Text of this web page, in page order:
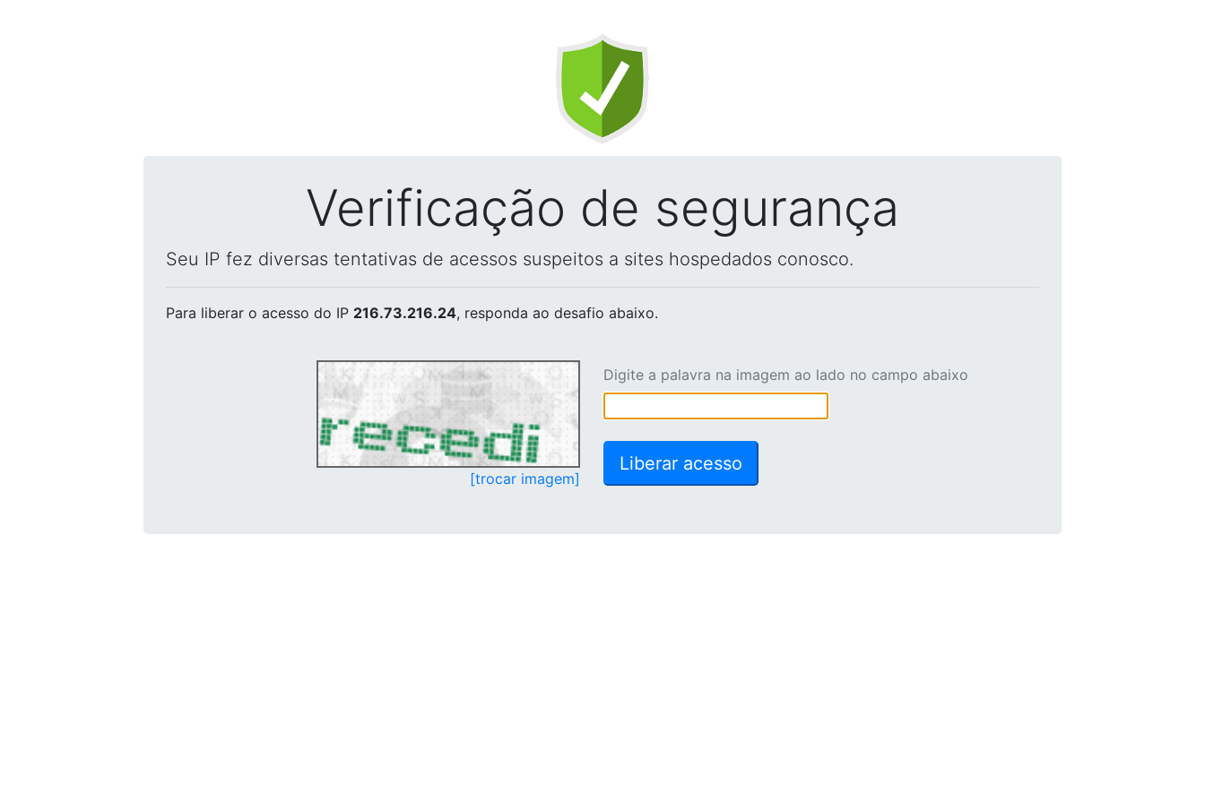
Verificação de segurança
Seu IP fez diversas tentativas de acessos suspeitos a sites hospedados conosco.
Para liberar o acesso do IP 216.73.216.24, responda ao desafio abaixo.
[trocar imagem]
Digite a palavra na imagem ao lado no campo abaixo